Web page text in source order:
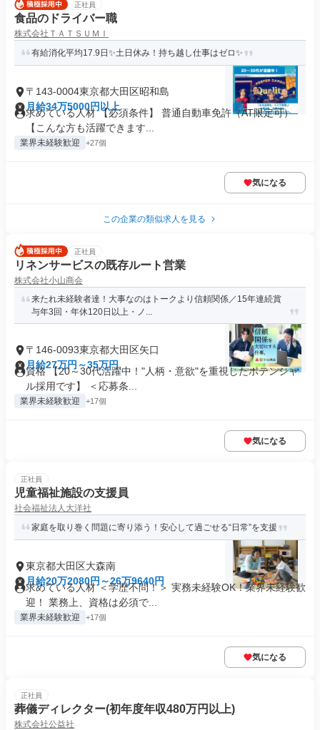
正社員
食品のドライバー職
株式会社ＴＡＴＳＵＭＩ
有給消化平均17.9日✨土日休み！持ち越し仕事はゼロ✨
〒143-0004東京都大田区昭和島
月給34万5000円以上
求めている人材 【必須条件】 普通自動車免許（AT限定可）
【こんな方も活躍できます...
業界未経験歓迎 +27個
気になる
この企業の類似求人を見る
正社員
リネンサービスの既存ルート営業
株式会社小山商会
来たれ未経験者達！大事なのはトークより信頼関係／15年連続賞
与年3回・年休120日以上・ノ...
〒146-0093東京都大田区矢口
月給27万円～35万円
資格 【20～30代活躍中！"人柄・意欲"を重視したポテンシャ
ル採用です】 ＜応募条...
業界未経験歓迎 +17個
気になる
正社員
児童福祉施設の支援員
社会福祉法人大洋社
家庭を取り巻く問題に寄り添う！安心して過ごせる“日常”を支援
東京都大田区大森南
月給20万2080円～26万9640円
求めている人材 ＜学歴不問！＞ 実務未経験OK！業界未経験歓
迎！ 業務上、資格は必須で...
業界未経験歓迎 +17個
気になる
正社員
葬儀ディレクター(初年度年収480万円以上)
株式会社公益社